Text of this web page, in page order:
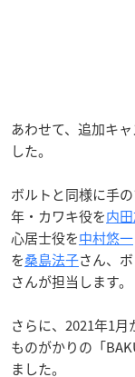
あわせて、追加キ
した。
ボルトと同様に手
年・カワキ役を内
心居士役を中村悠一
を桑島法子さん、
さんが担当します。
さらに、2021年1
ものがかりの「
ました。